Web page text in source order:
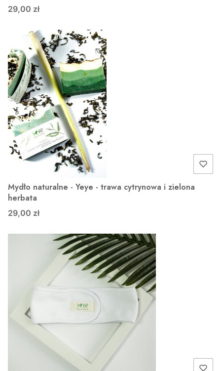
29,00 zł
Mydło naturalne - Yeye - trawa cytrynowa i zielona
herbata
29,00 zł